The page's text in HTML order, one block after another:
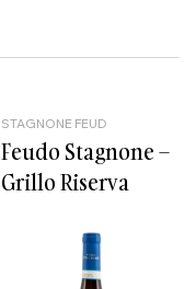
STAGNONE FEUD
Feudo Stagnone –
Grillo Riserva